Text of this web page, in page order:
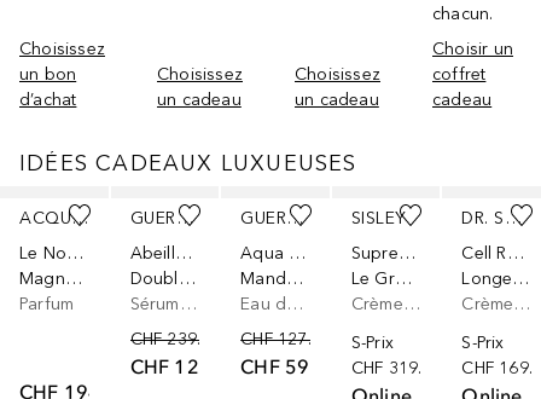
Choisissez
un bon
d’achat
Choisissez
un cadeau
Choisissez
un cadeau
chacun.
Choisir un
coffret
cadeau
IDÉES CADEAUX LUXUEUSES
ACQUA DI PARMA
Le Nobili
Magnolia Nobile Eau de Parfum
Parfum
CHF 194.00
GUERLAIN
Abeille Royale
Double R Renew & Repair
Sérum anti-âge
CHF 239.00
CHF 122.40
GUERLAIN
Aqua Allegoria
Mandarine Basilic
Eau de toilette
CHF 127.00
CHF 59.90
SISLEY
Supremya
Le Grand Soin Yeux Anti-Âge
Crème contour des yeux
S-Prix
CHF 319.00
DR. SUSANNE VON SCHMIEDEBERG
Cell Revitalizer
Longevity Cream
Crème visage
S-Prix
CHF